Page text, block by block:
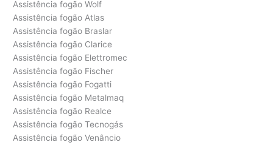
Assistência fogão Wolf
Assistência fogão Atlas
Assistência fogão Braslar
Assistência fogão Clarice
Assistência fogão Elettromec
Assistência fogão Fischer
Assistência fogão Fogatti
Assistência fogão Metalmaq
Assistência fogão Realce
Assistência fogão Tecnogás
Assistência fogão Venâncio